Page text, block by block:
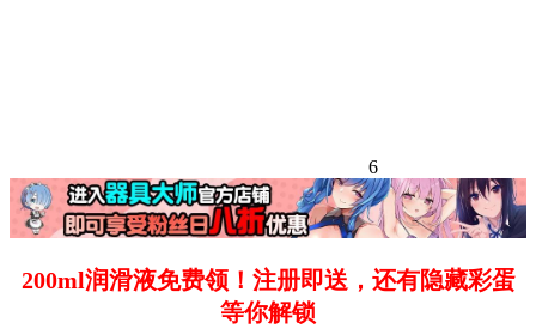
6
200ml润滑液免费领！注册即送，还有隐藏彩蛋
等你解锁